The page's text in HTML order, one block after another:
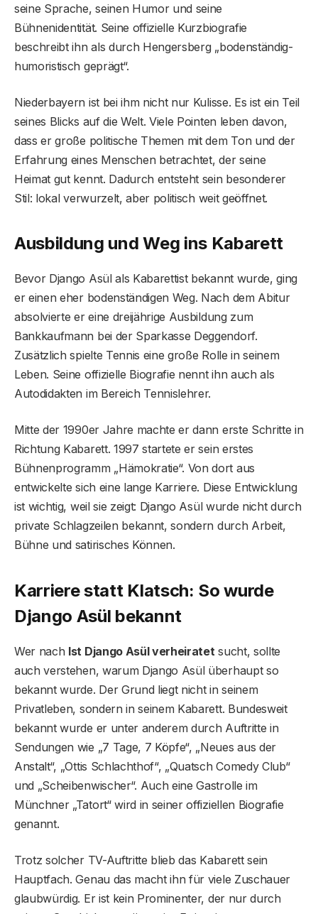
seine Sprache, seinen Humor und seine
Bühnenidentität. Seine offizielle Kurzbiografie
beschreibt ihn als durch Hengersberg „bodenständig-
humoristisch geprägt“.
Niederbayern ist bei ihm nicht nur Kulisse. Es ist ein Teil
seines Blicks auf die Welt. Viele Pointen leben davon,
dass er große politische Themen mit dem Ton und der
Erfahrung eines Menschen betrachtet, der seine
Heimat gut kennt. Dadurch entsteht sein besonderer
Stil: lokal verwurzelt, aber politisch weit geöffnet.
Ausbildung und Weg ins Kabarett
Bevor Django Asül als Kabarettist bekannt wurde, ging
er einen eher bodenständigen Weg. Nach dem Abitur
absolvierte er eine dreijährige Ausbildung zum
Bankkaufmann bei der Sparkasse Deggendorf.
Zusätzlich spielte Tennis eine große Rolle in seinem
Leben. Seine offizielle Biografie nennt ihn auch als
Autodidakten im Bereich Tennislehrer.
Mitte der 1990er Jahre machte er dann erste Schritte in
Richtung Kabarett. 1997 startete er sein erstes
Bühnenprogramm „Hämokratie“. Von dort aus
entwickelte sich eine lange Karriere. Diese Entwicklung
ist wichtig, weil sie zeigt: Django Asül wurde nicht durch
private Schlagzeilen bekannt, sondern durch Arbeit,
Bühne und satirisches Können.
Karriere statt Klatsch: So wurde
Django Asül bekannt
Wer nach Ist Django Asül verheiratet sucht, sollte
auch verstehen, warum Django Asül überhaupt so
bekannt wurde. Der Grund liegt nicht in seinem
Privatleben, sondern in seinem Kabarett. Bundesweit
bekannt wurde er unter anderem durch Auftritte in
Sendungen wie „7 Tage, 7 Köpfe“, „Neues aus der
Anstalt“, „Ottis Schlachthof“, „Quatsch Comedy Club“
und „Scheibenwischer“. Auch eine Gastrolle im
Münchner „Tatort“ wird in seiner offiziellen Biografie
genannt.
Trotz solcher TV-Auftritte blieb das Kabarett sein
Hauptfach. Genau das macht ihn für viele Zuschauer
glaubwürdig. Er ist kein Prominenter, der nur durch